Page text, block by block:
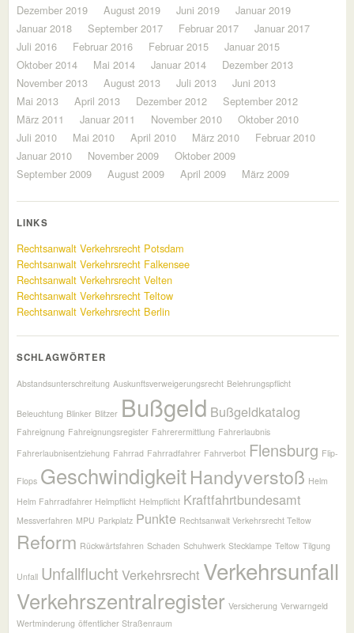
Dezember 2019
August 2019 Juni 2019
Januar 2019
Januar 2018
September 2017 Februar 2017
Januar 2017
Juli 2016
Februar 2016 Februar 2015
Januar 2015
Oktober 2014
Mai 2014 Januar 2014
Dezember 2013
November 2013
August 2013 Juli 2013
Juni 2013
Mai 2013
April 2013 Dezember 2012
September 2012
März 2011
Januar 2011 November 2010
Oktober 2010
Juli 2010
Mai 2010 April 2010 März 2010
Februar 2010
Januar 2010
November 2009
Oktober 2009
September 2009
August 2009 April 2009 März 2009
LINKS
Rechtsanwalt Verkehrsrecht Potsdam
Rechtsanwalt Verkehrsrecht Falkensee
Rechtsanwalt Verkehrsrecht Velten
Rechtsanwalt Verkehrsrecht Teltow
Rechtsanwalt Verkehrsrecht Berlin
SCHLAGWÖRTER
Abstandsunterschreitung Auskunftsverweigerungsrecht Belehrungspflicht
Beleuchtung Blinker Blitzer Bußgeld Bußgeldkatalog
Fahreignung Fahreignungsregister Fahrerermittlung Fahrerlaubnis
Fahrerlaubnisentziehung Fahrrad Fahrradfahrer Fahrverbot Flensburg Flip-
Flops GeschwindigkeitHandyverstoß Helm
Helm Fahrradfahrer Helmpflicht Helmpflicht Kraftfahrtbundesamt
Messverfahren MPU Parkplatz Punkte Rechtsanwalt Verkehrsrecht Teltow
Reform Rückwärtsfahren Schaden Schuhwerk Stecklampe Teltow Tilgung
Unfall Unfallflucht Verkehrsrecht Verkehrsunfall
Verkehrszentralregister Versicherung Verwarngeld
Wertminderung öffentlicher Straßenraum